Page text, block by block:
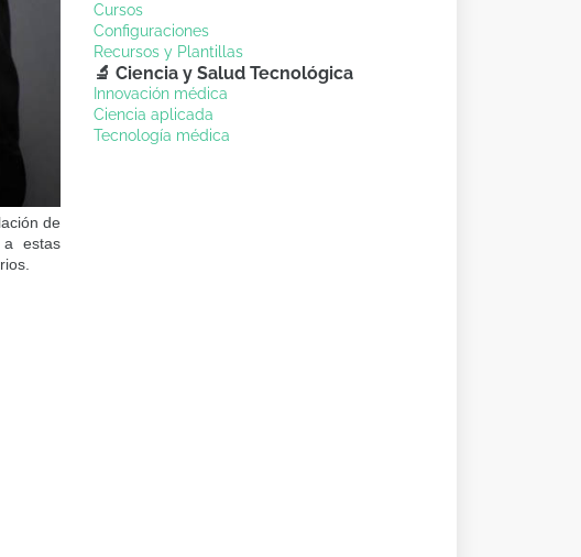
de
a estas
Cursos
Configuraciones
Recursos y Plantillas
🔬 Ciencia y Salud Tecnológica
Innovación médica
Ciencia aplicada
Tecnología médica